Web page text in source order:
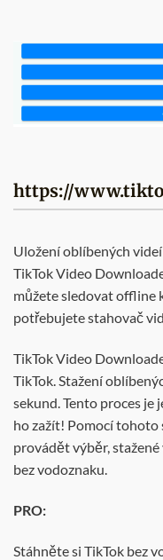
https://
Uložení oblíbených
TikTok Video
můžete sledovat offline
potřebujete stahovač
TikTok Video
TikTok. Stažení
sekund. Tento proces je
ho zažít! Pomocí tohoto
provádět výběr,
bez vodoznaku.
PRO:
Stáhněte si TikTok bez